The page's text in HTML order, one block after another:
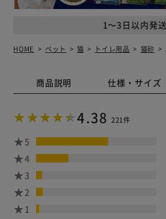
1～3日以内発送
HOME ペット 猫 トイレ用品 猫砂
商品説明 仕様・サイズ
4.38 221件
5
4
3
2
1